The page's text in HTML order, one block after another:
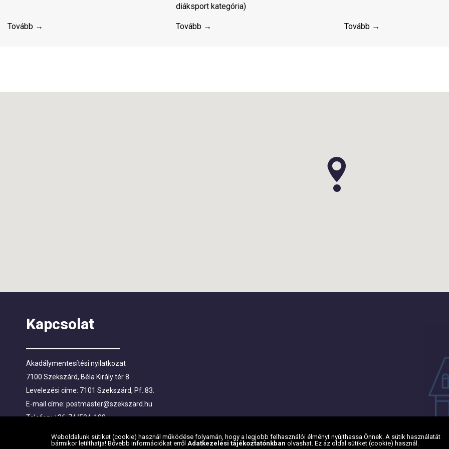
Weboldalunk sütiket (cookie) használ működése folyamán, hogy a legjobb felhasználói élményt nyújthassa Önnek. A sütik használatát
bármikor letilthatja! Bővebb információkat erről Adatkezelési tájékoztatónkban olvashat. Ez az oldal sütiket (cookie) használ.
Tovább →
diáksport kategória)
Tovább → Tovább →
Kapcsolat
Akadálymentesítési nyilatkozat
7100 Szekszárd, Béla Király tér 8.
Levelezési címe: 7101 Szekszárd, Pf.:83.
E-mail címe: postmaster@szekszard.hu
Telefon: +36-74/504-100